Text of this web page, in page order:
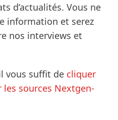
d’actualités. Vous ne
information et serez
nos interviews et
vous suffit de cliquer
sources Nextgen-